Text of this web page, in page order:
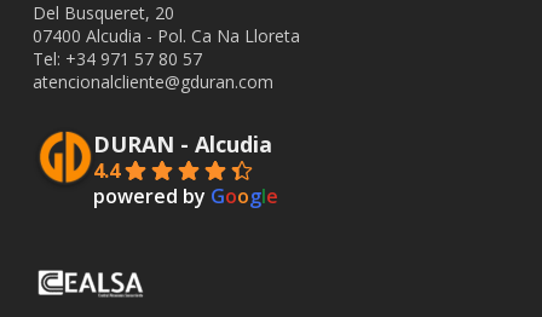
Del Busqueret, 20
07400 Alcudia - Pol. Ca Na Lloreta
Tel: +34 971 57 80 57
atencionalcliente@gduran.com
DURAN - Alcudia
4.4
powered by Google